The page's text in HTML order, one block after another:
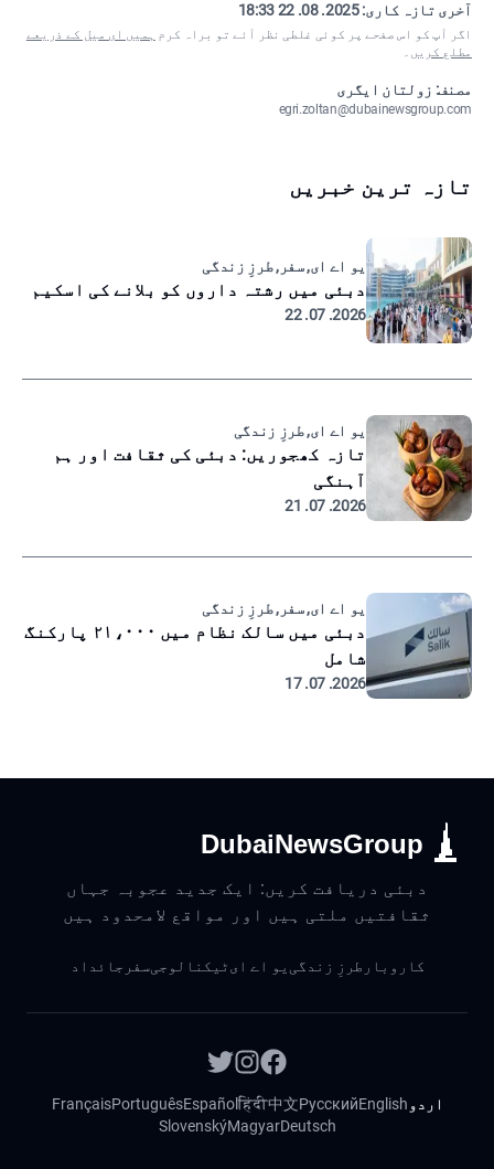
آخری تازہ کاری:2025. 08. 22 18:33
اگر آپ کو اس صفحے پر کوئی غلطی نظر آئے تو براہ کرم ہمیں ای میل کے ذریعے
مطلع کریں ۔
مصنف: زولتان ایگری
egri.zoltan@dubainewsgroup.com
تازہ ترین خبریں
یو اے ای, سفر, طرزِ زندگی
دبئی میں رشتہ داروں کو بلانے کی اسکیم
2026. 07. 22
یو اے ای, طرزِ زندگی
تازہ کھجوریں: دبئی کی ثقافت اور ہم
آہنگی
2026. 07. 21
یو اے ای, سفر, طرزِ زندگی
دبئی میں سالک نظام میں ۲۱،۰۰۰ پارکنگ
شامل
2026. 07. 17
DubaiNewsGroup
دبئی دریافت کریں: ایک جدید عجوبہ جہاں
ثقافتیں ملتی ہیں اور مواقع لامحدود ہیں
کاروبار طرزِ زندگی یو اے ایٹیکنالوجیسفر جائداد
اردو English
Русский
中文
हिंदी
Español
Português
Français
Deutsch
Magyar
Slovenský